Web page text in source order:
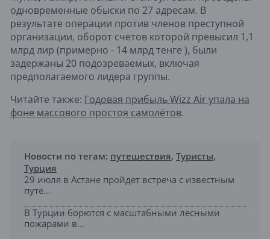
одновременные обыски по 27 адресам. В
результате операции против членов преступной
организации, оборот счетов которой превысил 1,1
млрд лир (примерно - 14 млрд тенге ), были
задержаны 20 подозреваемых, включая
предполагаемого лидера группы.
Читайте также: Годовая прибыль Wizz Air упала на
фоне массового простоя самолётов.
Новости по тегам: путешествия, Туристы,
Турция
29 июля в Астане пройдет встреча с известным
путе...
В Турции борются с масштабными лесными
пожарами в...